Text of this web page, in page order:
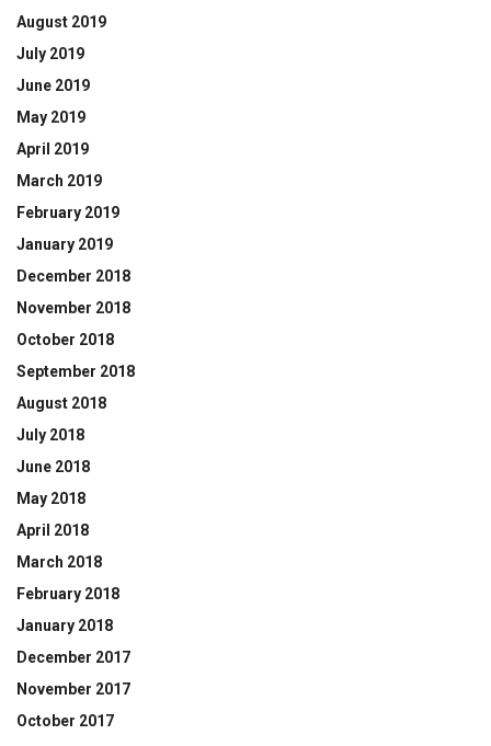
August 2019
July 2019
June 2019
May 2019
April 2019
March 2019
February 2019
January 2019
December 2018
November 2018
October 2018
September 2018
August 2018
July 2018
June 2018
May 2018
April 2018
March 2018
February 2018
January 2018
December 2017
November 2017
October 2017